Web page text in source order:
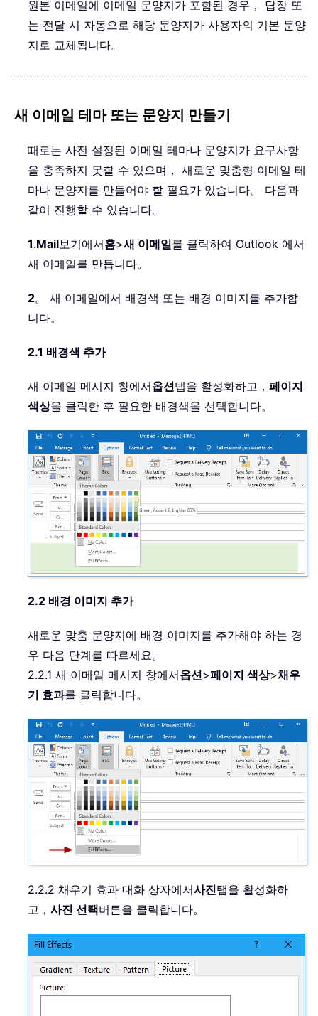
원본 이메일에 이메일 문양지가 포함된 경우， 답장 또
는 전달 시 자동으로 해당 문양지가 사용자의 기본 문양
지로 교체됩니다。
새 이메일 테마 또는 문양지 만들기
때로는 사전 설정된 이메일 테마나 문양지가 요구사항
을 충족하지 못할 수 있으며， 새로운 맞춤형 이메일 테
마나 문양지를 만들어야 할 필요가 있습니다。 다음과
같이 진행할 수 있습니다。
1.Mail보기에서홈>새 이메일를 클릭하여 Outlook 에서
새 이메일를 만듭니다。
2。 새 이메일에서 배경색 또는 배경 이미지를 추가합
니다。
2.1 배경색 추가
새 이메일 메시지 창에서옵션탭을 활성화하고， 페이지
색상을 클릭한 후 필요한 배경색을 선택합니다。
2.2 배경 이미지 추가
새로운 맞춤 문양지에 배경 이미지를 추가해야 하는 경
우 다음 단계를 따르세요。
2.2.1 새 이메일 메시지 창에서옵션>페이지 색상>채우
기 효과를 클릭합니다。
2.2.2 채우기 효과 대화 상자에서사진탭을 활성화하
고， 사진 선택버튼을 클릭합니다。